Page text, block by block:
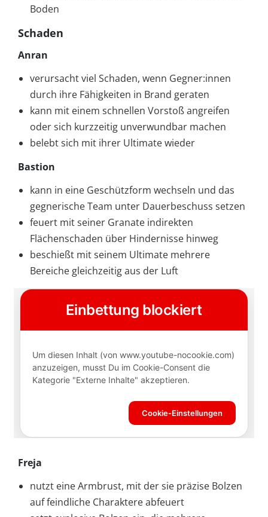
Boden
Schaden
Anran
verursacht viel Schaden, wenn Gegner:innen
durch ihre Fähigkeiten in Brand geraten
kann mit einem schnellen Vorstoß angreifen
oder sich kurzzeitig unverwundbar machen
belebt sich mit ihrer Ultimate wieder
Bastion
kann in eine Geschützform wechseln und das
gegnerische Team unter Dauerbeschuss setzen
feuert mit seiner Granate indirekten
Flächenschaden über Hindernisse hinweg
beschießt mit seinem Ultimate mehrere
Bereiche gleichzeitig aus der Luft
Freja
nutzt eine Armbrust, mit der sie präzise Bolzen
auf feindliche Charaktere abfeuert